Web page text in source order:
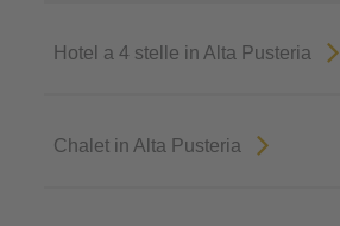
Hotel a 4 stelle in Alta Pusteria
Chalet in Alta Pusteria